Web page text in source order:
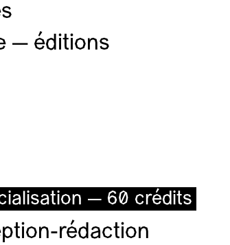
— éditions
— 60 crédits
rédaction